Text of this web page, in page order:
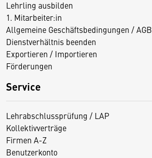
Lehrling ausbilden
1. Mitarbeiter:in
Allgemeine Geschäftsbedingungen / AGB
Dienstverhältnis beenden
Exportieren / Importieren
Förderungen
Service
Lehrabschlussprüfung / LAP
Kollektivverträge
Firmen A-Z
Benutzerkonto